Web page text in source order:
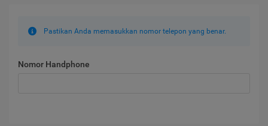
Pastikan Anda memasukkan nomor telepon yang benar.
Nomor Handphone